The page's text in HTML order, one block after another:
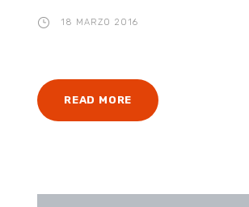
18 MARZO 2016
READ MORE